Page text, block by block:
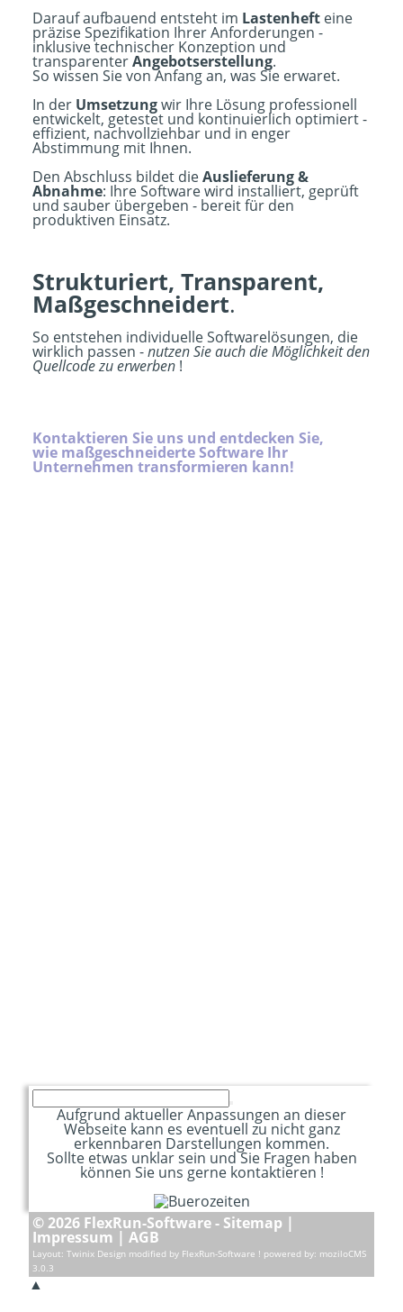
Darauf aufbauend entsteht im Lastenheft eine
präzise Spezifikation Ihrer Anforderungen -
inklusive technischer Konzeption und
transparenterAngebotserstellung.
So wissen Sie von Anfang an, was Sie erwaret.
In der Umsetzungwir Ihre Lösung professionell
entwickelt, getestet und kontinuierlich optimiert -
effizient, nachvollziehbar und in enger
Abstimmung mit Ihnen.
Den Abschluss bildet dieAuslieferung &
Abnahme: Ihre Software wird installiert, geprüft
und sauber übergeben - bereit für den
produktiven Einsatz.
Strukturiert, Transparent,
Maßgeschneidert.
So entstehen individuelle Softwarelösungen, die
wirklich passen -nutzen Sie auch die Möglichkeit den
Quellcode zu erwerben !
Kontaktieren Sie uns und entdecken Sie,
wie maßgeschneiderte Software Ihr
Unternehmen transformieren kann!
Aufgrund aktueller Anpassungen an dieser
Webseite kann es eventuell zu nicht ganz
erkennbaren Darstellungen kommen.
Sollte etwas unklar sein und Sie Fragen haben
können Sie uns gerne kontaktieren !
© 2026 FlexRun-Software - Sitemap |
Impressum |AGB
Layout:Twinix Design modified by FlexRun-Software ! powered by: moziloCMS
3.0.3
▲